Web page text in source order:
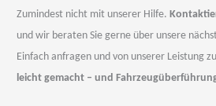
Zumindest nicht mit unserer Hilfe.
und wir beraten Sie gerne über unsere
Einfach anfragen und von unserer Leistung
leicht gemacht – und